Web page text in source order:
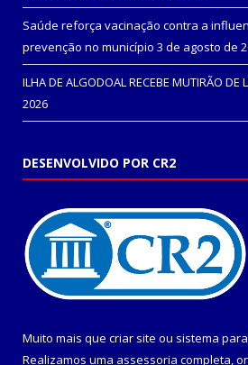
Saúde reforça vacinação contra a
prevenção no município 3 de agosto de
ILHA DE ALGODOAL RECEBE MUTIRÃO DE
2026
DESENVOLVIDO POR CR2
Muito mais que criar site ou sistema
Realizamos uma assessoria completa,